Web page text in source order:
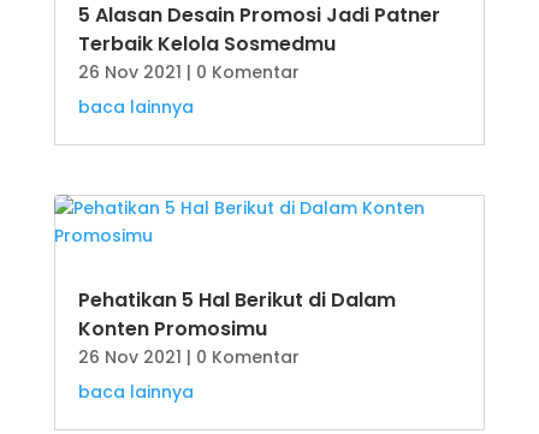
5 Alasan Desain Promosi Jadi Patner
Terbaik Kelola Sosmedmu
26 Nov 2021 | 0 Komentar
baca lainnya
Pehatikan 5 Hal Berikut di Dalam
Konten Promosimu
26 Nov 2021 | 0 Komentar
baca lainnya